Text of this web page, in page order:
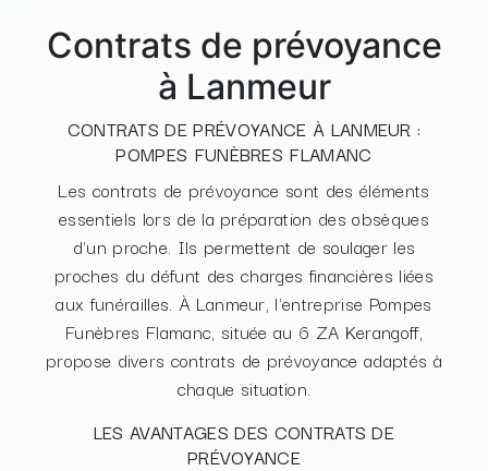
Contrats de prévoyance
à Lanmeur
CONTRATS DE PRÉVOYANCE À LANMEUR :
POMPES FUNÈBRES FLAMANC
Les contrats de prévoyance sont des éléments
essentiels lors de la préparation des obsèques
d'un proche. Ils permettent de soulager les
proches du défunt des charges financières liées
aux funérailles. À Lanmeur, l'entreprise Pompes
Funèbres Flamanc, située au 6 ZA Kerangoff,
propose divers contrats de prévoyance adaptés à
chaque situation.
LES AVANTAGES DES CONTRATS DE
PRÉVOYANCE